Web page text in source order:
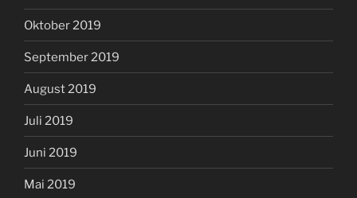
Oktober 2019
September 2019
August 2019
Juli 2019
Juni 2019
Mai 2019